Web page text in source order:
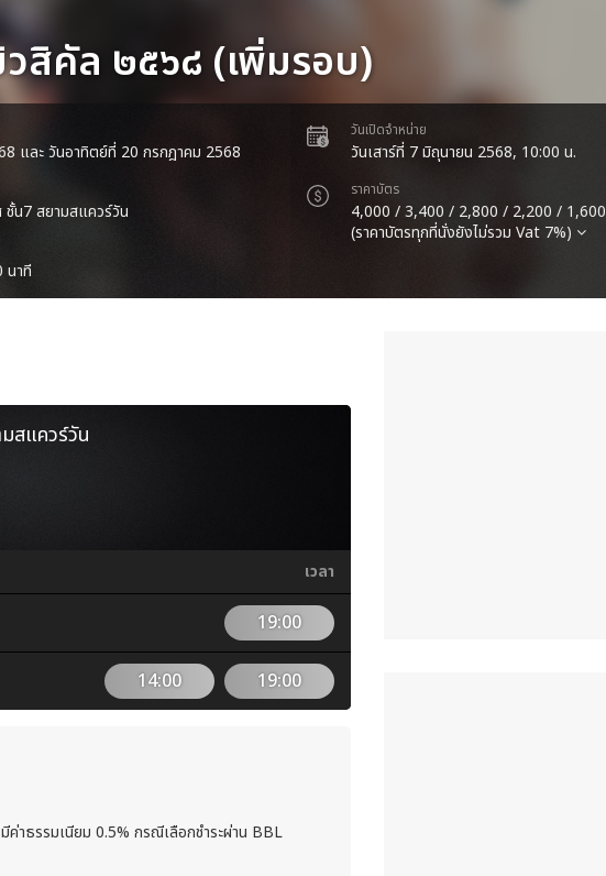
วสิคัล ๒๕๖๘ (เพิ่มรอบ)
และ วันอาทิตย์ที่ 20 กรกฎาคม 2568
ชั้น7 สยามสแควร์วัน
นาที
วันเปิดจำหน่าย
วันเสาร์ที่ 7 มิถุนายน 2568, 10:00 น.
ราคาบัตร
4,000 / 3,400 / 2,800 / 2,200 / 1,600
(ราคาบัตรทุกที่นั่งยังไม่รวม Vat 7%)
สแควร์วัน
เวลา
19:00
14:00 19:00
าธรรมเนียม 0.5% กรณีเลือกชำระผ่าน BBL